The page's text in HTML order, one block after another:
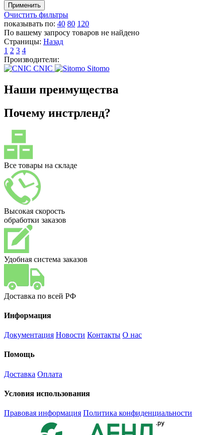
Очистить фильтры
показывать по: 40 80 120
По вашему запросу товаров не найдено
Страницы: Назад
1 2 3 4
Производители:
CNIC
Sitomo
Наши преимущества
Почему инстрленд?
Все товары на складе
Высокая скорость
обработки заказов
Удобная система заказов
Доставка по всей РФ
Информация
Документация Новости Контакты О нас
Помощь
Доставка Оплата
Условия использования
Правовая информация Политика конфиденциальности